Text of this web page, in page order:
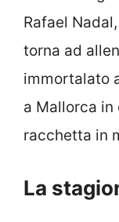
Rafael
torna ad
immortalato
a Mallorca in
racchetta in
La